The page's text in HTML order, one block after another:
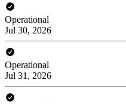
Operational
Jul 30, 2026
Operational
Jul 31, 2026